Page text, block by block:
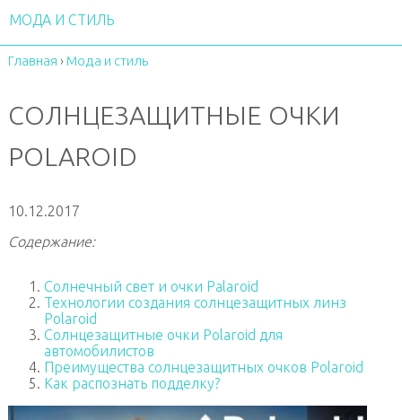
МОДА И СТИЛЬ
Главная › Мода и стиль
СОЛНЦЕЗАЩИТНЫЕ ОЧКИ
POLAROID
10.12.2017
Содержание:
Солнечный свет и очки Palaroid
Технологии создания солнцезащитных линз
Polaroid
Солнцезащитные очки Polaroid для
автомобилистов
Преимущества солнцезащитных очков Polaroid
Как распознать подделку?